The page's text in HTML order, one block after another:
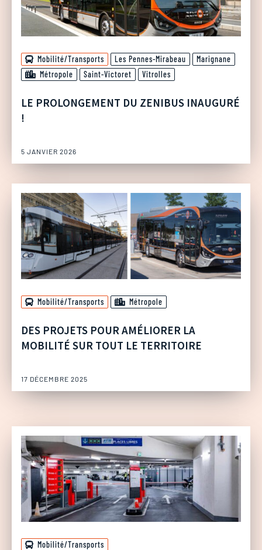
Mobilité/Transports Les Pennes-Mirabeau
Marignane
Métropole
Saint-Victoret Vitrolles
LE PROLONGEMENT DU ZENIBUS INAUGURÉ
!
5 JANVIER 2026
Mobilité/Transports Métropole
DES PROJETS POUR AMÉLIORER LA
MOBILITÉ SUR TOUT LE TERRITOIRE
17 DÉCEMBRE 2025
Mobilité/Transports